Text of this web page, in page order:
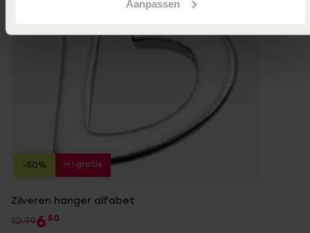
Aanpassen
Zilveren hanger alfabet
12.996 50
-50% 1+1 gratis